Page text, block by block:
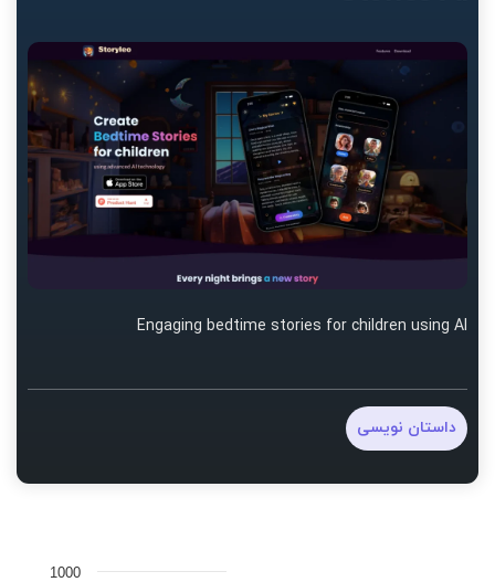
Engaging bedtime stories for children using AI
داستان نویسی
1000